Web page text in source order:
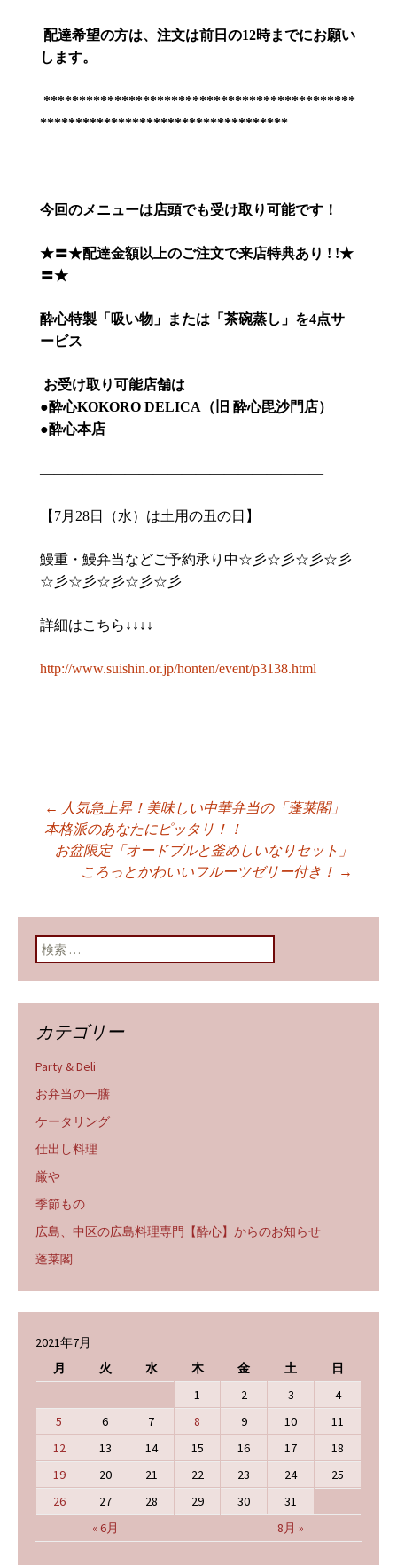
配達希望の方は、注文は前日の12時までにお願い
します。
********************************************
***********************************
今回のメニューは店頭でも受け取り可能です！
★〓★配達金額以上のご注文で来店特典あり ! !★
〓★
酔心特製「吸い物」または「茶碗蒸し」を4点サ
ービス
お受け取り可能店舗は
●酔心KOKORO DELICA （旧 酔心毘沙門店）
●酔心本店
————————————————————
【7月28日（水）は土用の丑の日】
鰻重・鰻弁当などご予約承り中☆彡☆彡☆彡☆彡
☆彡☆彡☆彡☆彡☆彡
詳細はこちら↓↓↓↓
http://www.suishin.or.jp/honten/event/p3138.html
投稿ナビゲーショ
← 人気急上昇！美味しい中華弁当の「蓬莱閣」
本格派のあなたにピッタリ！！
お盆限定「オードブルと釜めしいなりセット」
ころっとかわいいフルーツゼリー付き！ →
検索:
カテゴリー
Party & Deli
お弁当の一膳
ケータリング
仕出し料理
厳や
季節もの
広島、中区の広島料理専門【酔心】からのお知らせ
蓬莱閣
2021年7月
月
火 水 木 金 土 日
« 6月 8月 »
1 2 3
4
5
6 7 8 9 10
11
12
13 14 15 16 17
18
19
20 21 22 23 24
25
26
27 28 29 30 31